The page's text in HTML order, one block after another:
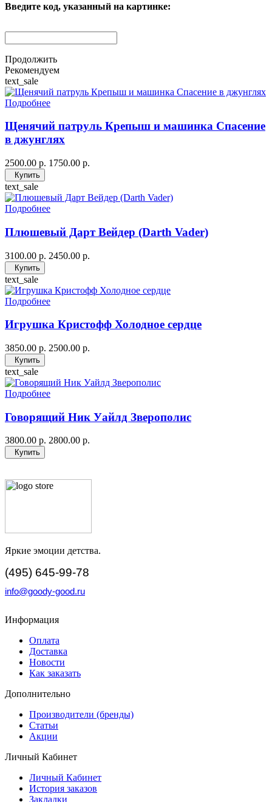
Введите код, указанный на картинке:
Продолжить
Рекомендуем
text_sale
Подробнее
Щенячий патруль Крепыш и машинка Спасение
в джунглях
2500.00 р. 1750.00 р.
Купить
text_sale
Подробнее
Плюшевый Дарт Вейдер (Darth Vader)
3100.00 р. 2450.00 р.
Купить
text_sale
Подробнее
Игрушка Кристофф Холодное сердце
3850.00 р. 2500.00 р.
Купить
text_sale
Подробнее
Говорящий Ник Уайлд Зверополис
3800.00 р. 2800.00 р.
Купить
Яркие эмоции детства.
(495) 645-99-78
info@goody-good.ru
Информация
Оплата
Доставка
Новости
Как заказать
Дополнительно
Производители (бренды)
Статьи
Акции
Личный Кабинет
Личный Кабинет
История заказов
Закладки